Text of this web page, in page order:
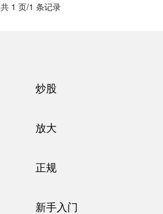
共 1 页/1 条记录
炒股
放大
正规
新手入门